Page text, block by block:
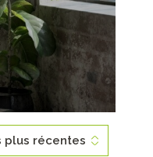
plus récentes